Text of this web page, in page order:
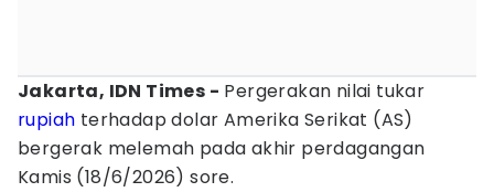
Jakarta, IDN Times - Pergerakan nilai tukar
rupiah terhadap dolar Amerika Serikat (AS)
bergerak melemah pada akhir perdagangan
Kamis (18/6/2026) sore.